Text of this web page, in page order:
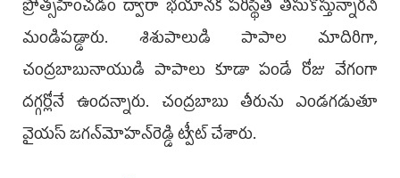
ప్రోత్సహించడం ద్వారా భయానక పరిస్థితి తీసుకొస్తున్నారని
మండిప‌డ్డారు. శిశుపాలుడి పాపాల మాదిరిగా,
చంద్రబాబునాయుడి పాపాలు కూడా పండే రోజు వేగంగా
దగ్గర్లోనే ఉందన్నారు. చంద్ర‌బాబు తీరును ఎండ‌గ‌డుతూ
వైయ‌స్ జ‌గ‌న్‌మోహ‌న్‌రెడ్డి ట్వీట్ చేశారు.